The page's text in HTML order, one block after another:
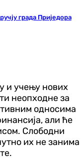
града Приједора
и учењу нових
неопходне за
односима
али ће
Слободни
их не занима